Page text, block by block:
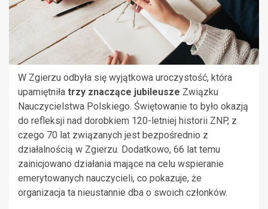
W Zgierzu odbyła się wyjątkowa uroczystość, która
upamiętniła trzy znaczące jubileusze Związku
Nauczycielstwa Polskiego. Świętowanie to było okazją
do refleksji nad dorobkiem 120-letniej historii ZNP, z
czego 70 lat związanych jest bezpośrednio z
działalnością w Zgierzu. Dodatkowo, 66 lat temu
zainicjowano działania mające na celu wspieranie
emerytowanych nauczycieli, co pokazuje, że
organizacja ta nieustannie dba o swoich członków.